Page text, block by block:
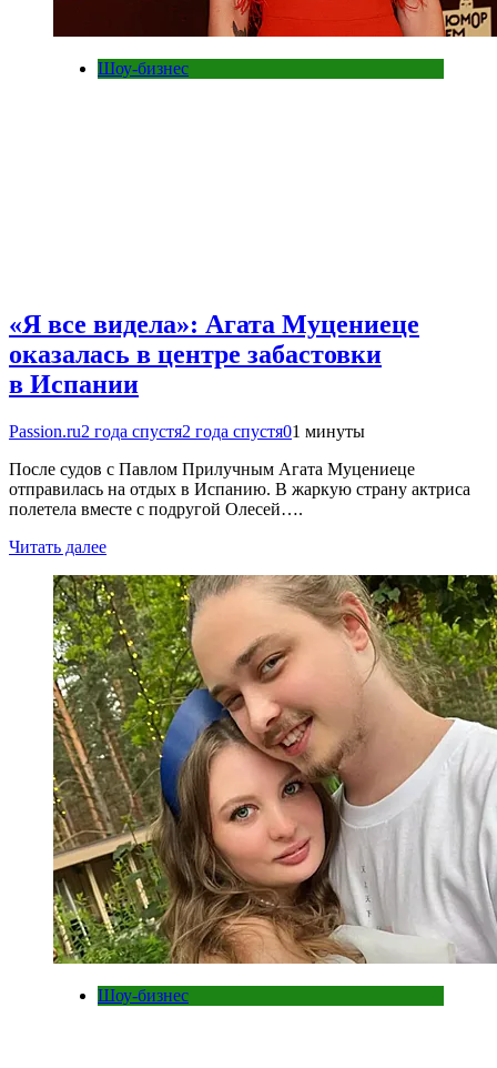
Шоу-бизнес
«Я все видела»: Агата Муцениеце
оказалась в центре забастовки
в Испании
Passion.ru2 года спустя2 года спустя01 минуты
После судов с Павлом Прилучным Агата Муцениеце
отправилась на отдых в Испанию. В жаркую страну актриса
полетела вместе с подругой Олесей….
Читать далее
Шоу-бизнес